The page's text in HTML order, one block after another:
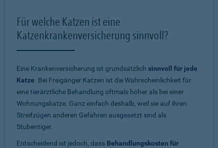
Für welche Katzen ist eine
Katzenkrankenversicherung sinnvoll?
Eine Krankenversicherung ist grundsätzlich sinnvoll für jede
Katze. Bei Freigänger Katzen ist die Wahrscheinlichkeit für
eine tierärztliche Behandlung oftmals höher als bei einer
Wohnungskatze. Ganz einfach deshalb, weil sie auf ihren
Streifzügen anderen Gefahren ausgesetzt sind als
Stubentiger.
Entscheidend ist jedoch, dass Behandlungskosten für